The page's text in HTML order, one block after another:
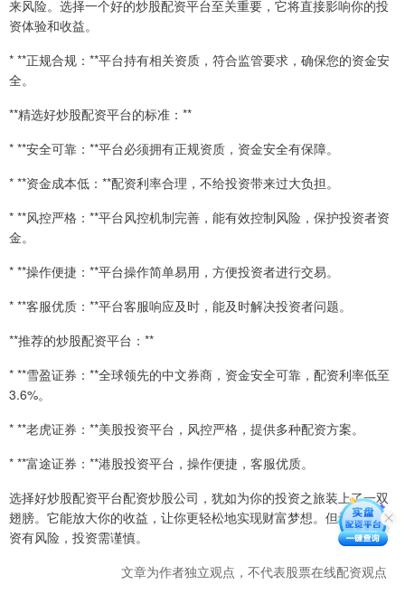
来风险。选择一个好的炒股配资平台至关重要，它将直接影响你的投
资体验和收益。
* **正规合规：**平台持有相关资质，符合监管要求，确保您的资金安
全。
**精选好炒股配资平台的标准：**
* **安全可靠：**平台必须拥有正规资质，资金安全有保障。
* **资金成本低：**配资利率合理，不给投资带来过大负担。
* **风控严格：**平台风控机制完善，能有效控制风险，保护投资者资
金。
* **操作便捷：**平台操作简单易用，方便投资者进行交易。
* **客服优质：**平台客服响应及时，能及时解决投资者问题。
**推荐的炒股配资平台：**
* **雪盈证券：**全球领先的中文券商，资金安全可靠，配资利率低至
3.6%。
* **老虎证券：**美股投资平台，风控严格，提供多种配资方案。
* **富途证券：**港股投资平台，操作便捷，客服优质。
选择好炒股配资平台配资炒股公司，犹如为你的投资之旅装上了一双
翅膀。它能放大你的收益，让你更轻松地实现财富梦想。但切记，配
资有风险，投资需谨慎。
文章为作者独立观点，不代表股票在线配资观点